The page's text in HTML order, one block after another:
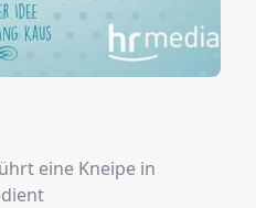
eine Kneipe in